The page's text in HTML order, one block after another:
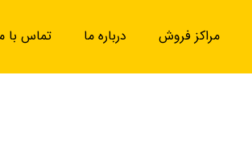
مراکز فروش درباره ما تماس با